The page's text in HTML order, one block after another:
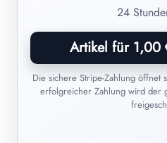
24
Artikel für 1,00
Die sichere Stripe-Zahlung öffnet
erfolgreicher Zahlung wird der